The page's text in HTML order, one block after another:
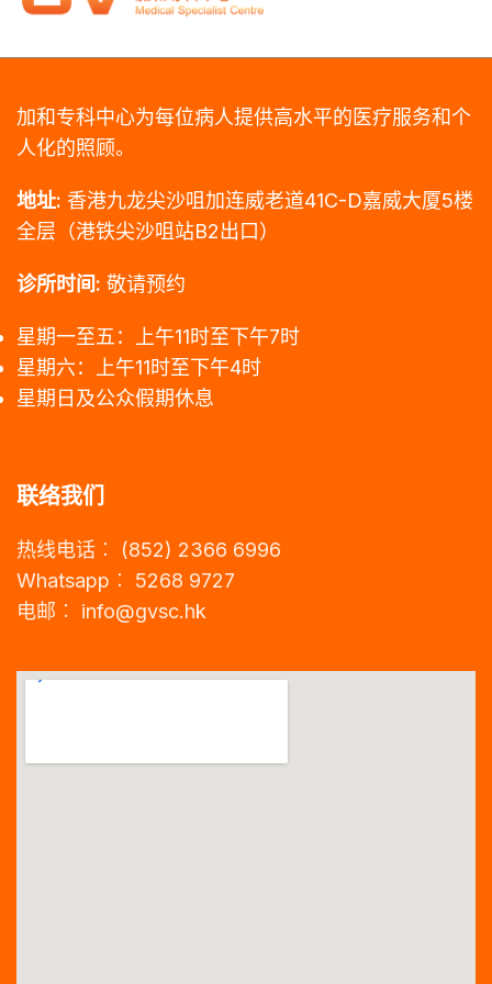
加和专科中心为每位病人提供高水平的医疗服务和个
人化的照顾。
地址: 香港九龙尖沙咀加连威老道41C-D嘉威大厦5楼
全层（港铁尖沙咀站B2出口）
诊所时间: 敬请预约
星期一至五：上午11时至下午7时
星期六：上午11时至下午4时
星期日及公众假期休息
联络我们
热线电话︰ (852) 2366 6996
Whatsapp︰ 5268 9727
电邮︰ info@gvsc.hk